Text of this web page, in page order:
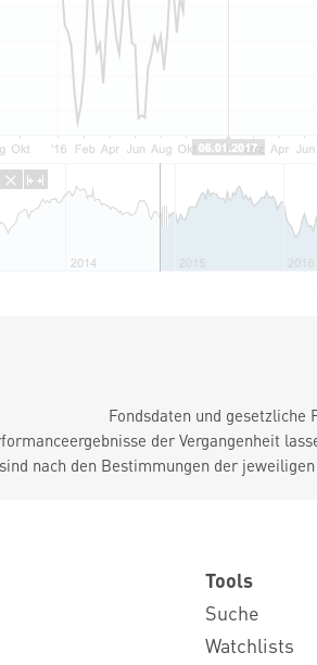
Fondsdaten und gesetzliche
der Vergangenheit
nach den Bestimmungen der
Tools
Suche
Watchlists